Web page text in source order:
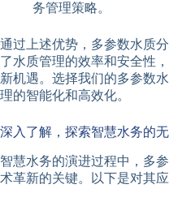
务管理策略。
通过上述优势，多参数水质
了水质管理的效率和安全性
新机遇。选择我们的多参数
理的智能化和高效化。
深入了解，探索智慧水务的
智慧水务的演进过程中，多
术革新的关键。以下是对其